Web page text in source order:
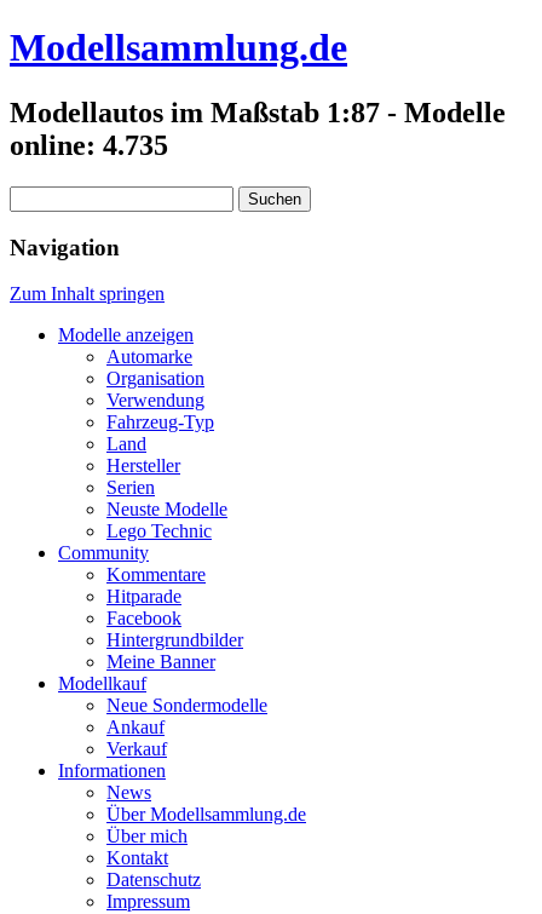
Modellsammlung.de
Modellautos im Maßstab 1:87 - Modelle
online: 4.735
nach:
Navigation
Zum Inhalt springen
Modelle anzeigen
Automarke
Organisation
Verwendung
Fahrzeug-Typ
Land
Hersteller
Serien
Neuste Modelle
Lego Technic
Community
Kommentare
Hitparade
Facebook
Hintergrundbilder
Meine Banner
Modellkauf
Neue Sondermodelle
Ankauf
Verkauf
Informationen
News
Über Modellsammlung.de
Über mich
Kontakt
Datenschutz
Impressum